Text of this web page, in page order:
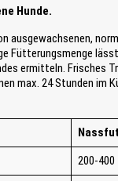
Hunde.
Fütterungsmenge
ermitteln. Frisches
max. 24 Stunden im
200-400